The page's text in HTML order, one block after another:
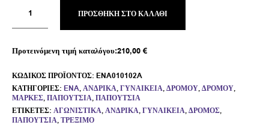
ΠΡΟΣΘΉΚΗ ΣΤΟ ΚΑΛΆΘΙ
Προτεινόμενη τιμή καταλόγου:210,00€
ΚΩΔΙΚΌΣ ΠΡΟΪΌΝΤΟΣ: ENA010102A
ΚΑΤΗΓΟΡΊΕΣ: ENA,ΑΝΔΡΙΚΆ,ΓΥΝΑΙΚΕΊΑ,ΔΡΌΜΟΥ,ΔΡΌΜΟΥ,
ΜΆΡΚΕΣ,ΠΑΠΟΎΤΣΙΑ,ΠΑΠΟΎΤΣΙΑ
ΕΤΙΚΈΤΕΣ: ΑΓΩΝΙΣΤΙΚΆ,ΑΝΔΡΙΚΆ,ΓΥΝΑΙΚΕΊΑ,ΔΡΌΜΟΣ,
ΠΑΠΟΎΤΣΙΑ,ΤΡΈΞΙΜΟ